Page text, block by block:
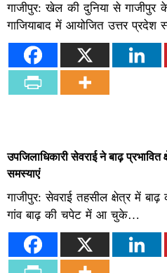
गाजीपुर: खेल की दुनिया से गाजीपुर
गाजियाबाद में आयोजित उत्तर प्रदेश
उपजिलाधिकारी सेवराई ने बाढ़ प्रभावित
समस्याएं
गाजीपुर: सेवराई तहसील क्षेत्र में
गांव बाढ़ की चपेट में आ चुके…